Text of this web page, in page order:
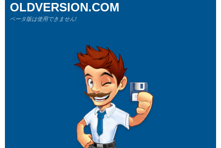
OLDVERSION.COM
ベータ版は使用できません!